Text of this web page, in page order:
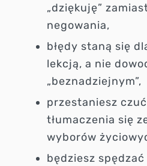
„dziękuję”
negowania,
błędy staną się
lekcją, a nie
„beznadziejnym”,
przestaniesz
tłumaczenia się
wyborów
będziesz spędzać